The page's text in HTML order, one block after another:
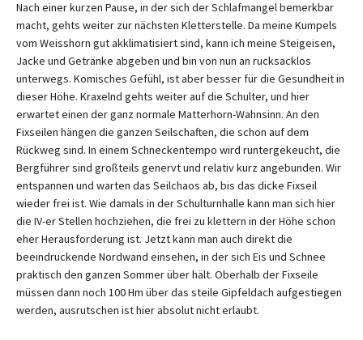
Nach einer kurzen Pause, in der sich der Schlafmangel bemerkbar
macht, gehts weiter zur nächsten Kletterstelle. Da meine Kumpels
vom Weisshorn gut akklimatisiert sind, kann ich meine Steigeisen,
Jacke und Getränke abgeben und bin von nun an rucksacklos
unterwegs. Komisches Gefühl, ist aber besser für die Gesundheit in
dieser Höhe. Kraxelnd gehts weiter auf die Schulter, und hier
erwartet einen der ganz normale Matterhorn-Wahnsinn. An den
Fixseilen hängen die ganzen Seilschaften, die schon auf dem
Rückweg sind. In einem Schneckentempo wird runtergekeucht, die
Bergführer sind großteils genervt und relativ kurz angebunden. Wir
entspannen und warten das Seilchaos ab, bis das dicke Fixseil
wieder frei ist. Wie damals in der Schulturnhalle kann man sich hier
die IV-er Stellen hochziehen, die frei zu klettern in der Höhe schon
eher Herausforderung ist. Jetzt kann man auch direkt die
beeindruckende Nordwand einsehen, in der sich Eis und Schnee
praktisch den ganzen Sommer über hält. Oberhalb der Fixseile
müssen dann noch 100 Hm über das steile Gipfeldach aufgestiegen
werden, ausrutschen ist hier absolut nicht erlaubt.